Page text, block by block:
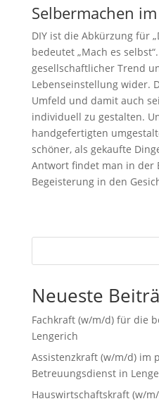
Selbermachen
DIY ist die Abkürzung für
bedeutet „Mach es
gesellschaftlicher Trend
Lebenseinstellung wider.
Umfeld und damit auch
individuell zu gestalten.
handgefertigten
schöner, als gekaufte
Antwort findet man in der
Begeisterung in den
Neueste
Fachkraft (w/m/d) für die
Lengerich
Assistenzkraft (w/m/d) im
Betreuungsdienst in
Hauswirtschaftskraft (w/